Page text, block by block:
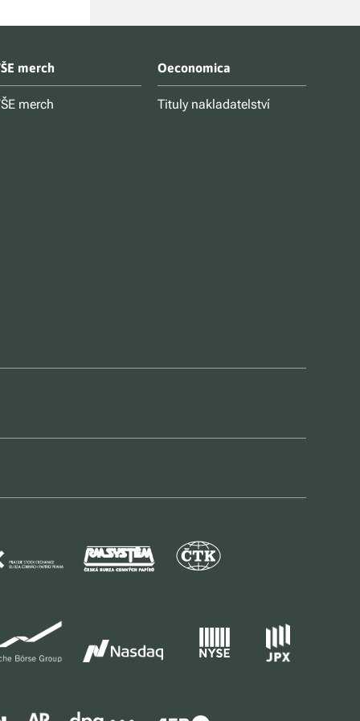
merch
merch
Oeconomica
Tituly nakladatelství